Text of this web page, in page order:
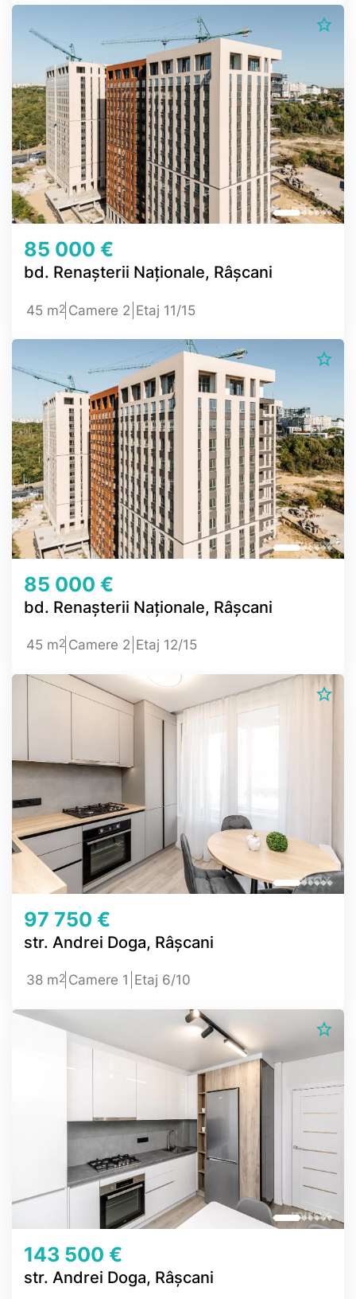
85 000 €
bd. Renașterii Naționale, Râșcani
45 m2 Camere 2 Etaj 11/15
85 000 €
bd. Renașterii Naționale, Râșcani
45 m2 Camere 2 Etaj 12/15
97 750 €
str. Andrei Doga, Râșcani
38 m2 Camere 1 Etaj 6/10
143 500 €
str. Andrei Doga, Râșcani